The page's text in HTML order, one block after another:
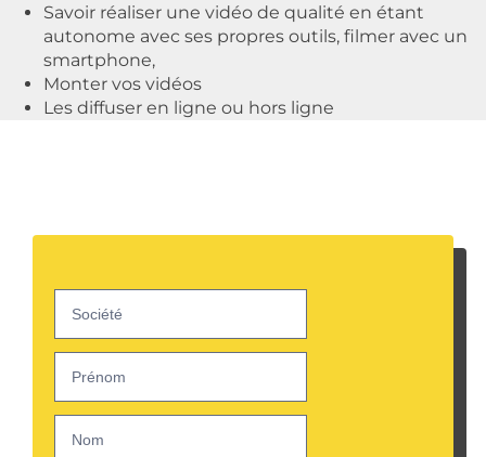
Savoir réaliser une vidéo de qualité en étant
autonome avec ses propres outils, filmer avec un
smartphone,
Monter vos vidéos
Les diffuser en ligne ou hors ligne